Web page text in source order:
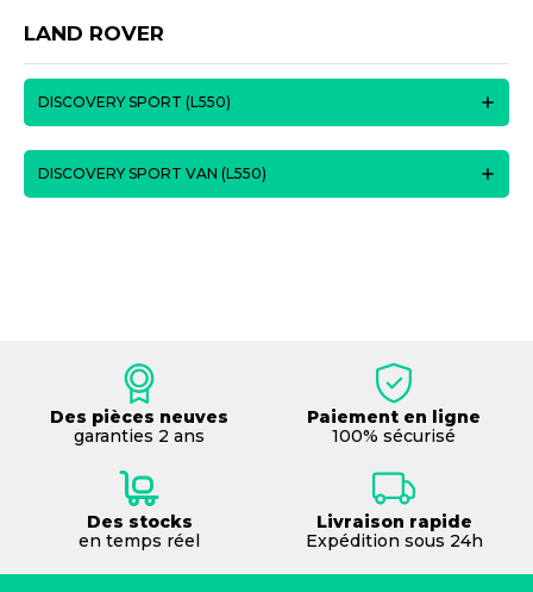
LAND ROVER
DISCOVERY SPORT (L550)
DISCOVERY SPORT VAN (L550)
Des pièces neuves
garanties 2 ans
Paiement en ligne
100% sécurisé
Des stocks
en temps réel
Livraison rapide
Expédition sous 24h